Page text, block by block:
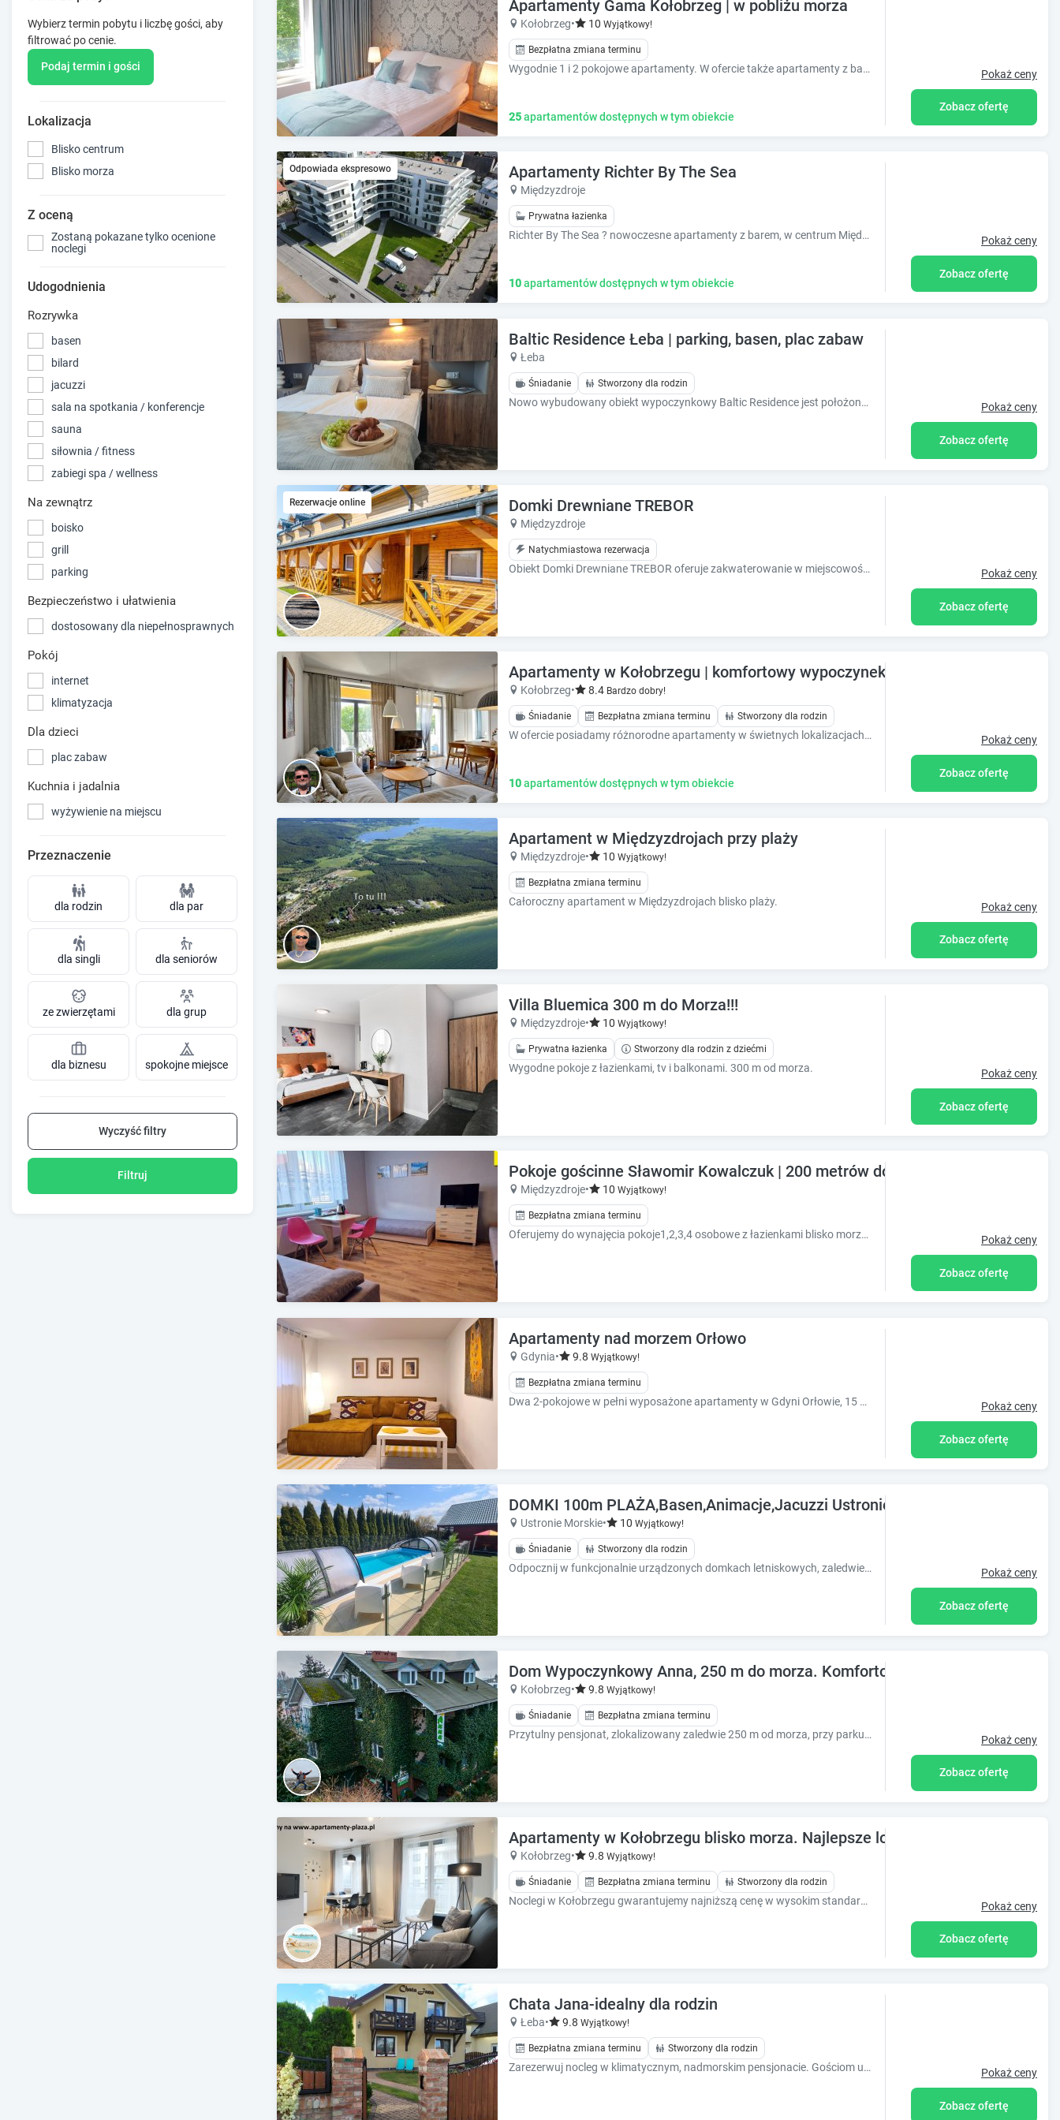
c
a
l
e
n
d
a
r
a
n
d
s
e
l
e
c
t
a
d
a
t
e
.
P
r
e
s
s
t
h
e
q
u
e
s
t
i
o
a
r
k
y
t
o
e
t
t
h
e
k
e
y
d
h
o
r
t
c
s
r
c
h
a
n
g
d
a
t
e
s
.
l
e
a
n
e
l
t
a
.
P
h
e
q
u
e
a
r
k
k
t
t
t
h
e
r
d
s
h
o
s
f
o
r
c
n
g
d
a
t
Wybierz termin pobytu i liczbę gości, aby
filtrować po cenie.
Podaj termin i gości
Lokalizacja
Blisko centrum
Blisko morza
Z oceną
Zostaną pokazane tylko ocenione
noclegi
Udogodnienia
Rozrywka
basen
bilard
jacuzzi
sala na spotkania / konferencje
sauna
siłownia / fitness
zabiegi spa / wellness
Na zewnątrz
boisko
grill
parking
Bezpieczeństwo i ułatwienia
dostosowany dla niepełnosprawnych
Pokój
internet
klimatyzacja
Dla dzieci
plac zabaw
Kuchnia i jadalnia
wyżywienie na miejscu
Przeznaczenie
dla rodzin dla par
dla singli dla seniorów
ze zwierzętami dla grup
dla biznesu spokojne miejsce
Wyczyść filtry
Filtruj
Apartamenty Gama Kołobrzeg | w pobliżu morza
Kołobrzeg• 10 Wyjątkowy!
Bezpłatna zmiana terminu
Wygodnie 1 i 2 pokojowe apartamenty. W ofercie także apartamenty z basenami. Lokalizacja - dzielnica portowa, okolice molo Zapraszamy przez cały rok!
25apartamentów dostępnych w tym obiekcie
Pokaż ceny
Zobacz ofertę
Odpowiada ekspresowo Apartamenty Richter By The Sea
Międzyzdroje
Prywatna łazienka
Richter By The Sea ? nowoczesne apartamenty z barem, w centrum Międzyzdrojów, tuż przy plaży. Idealne miejsce na wypoczynek nad morzem.
10apartamentów dostępnych w tym obiekcie
Pokaż ceny
Zobacz ofertę
Baltic Residence Łeba | parking, basen, plac zabaw
Łeba
Śniadanie Stworzony dla rodzin
Nowo wybudowany obiekt wypoczynkowy Baltic Residence jest położony w dzielnicy wypoczynkowej w odległości około 500 metrów od piaszczystej plaży. Pokaż ceny
Zobacz ofertę
Rezerwacje online Domki Drewniane TREBOR
Międzyzdroje
Natychmiastowa rezerwacja
Obiekt Domki Drewniane TREBOR oferuje zakwaterowanie w miejscowości Międzyzdroje. Odległość ważnych miejsc od obiektu: Plaża w Międzyzdrojach Pokaż ceny
Zobacz ofertę
Apartamenty w Kołobrzegu | komfortowy wypoczynek w pobliżu morza
Kołobrzeg• 8.4 Bardzo dobry!
Śniadanie Bezpłatna zmiana terminu Stworzony dla rodzin
W ofercie posiadamy różnorodne apartamenty w świetnych lokalizacjach, nawet 30 m od plaży. Nowoczesny wystrój, pełne wyposażenie, akceptacja zwierząt.
10apartamentów dostępnych w tym obiekcie
Pokaż ceny
Zobacz ofertę
Apartament w Międzyzdrojach przy plaży
Międzyzdroje• 10 Wyjątkowy!
Bezpłatna zmiana terminu
Całoroczny apartament w Międzyzdrojach blisko plaży. Pokaż ceny
Zobacz ofertę
Villa Bluemica 300 m do Morza!!!
Międzyzdroje• 10 Wyjątkowy!
Prywatna łazienka Stworzony dla rodzin z dziećmi
Wygodne pokoje z łazienkami, tv i balkonami. 300 m od morza. Pokaż ceny
Zobacz ofertę
Pokoje gościnne Sławomir Kowalczuk | 200 metrów do morza
Międzyzdroje• 10 Wyjątkowy!
Bezpłatna zmiana terminu
Oferujemy do wynajęcia pokoje1,2,3,4 osobowe z łazienkami blisko morza. Zapraszamy przez cały rok! Pokaż ceny
Zobacz ofertę
Apartamenty nad morzem Orłowo
Gdynia• 9.8 Wyjątkowy!
Bezpłatna zmiana terminu
Dwa 2-pokojowe w pełni wyposażone apartamenty w Gdyni Orłowie, 15 minut pieszo do plaży i morza, 4 min. do kolejki SKM Pokaż ceny
Zobacz ofertę
DOMKI 100m PLAŻA,Basen,Animacje,Jacuzzi Ustronie Morskie
Ustronie Morskie• 10 Wyjątkowy!
Śniadanie Stworzony dla rodzin
Odpocznij w funkcjonalnie urządzonych domkach letniskowych, zaledwie 100 metrów od morza. Pokaż ceny
Zobacz ofertę
Dom Wypoczynkowy Anna, 250 m do morza. Komfortowe pokoje, Wi-Fi,
Kołobrzeg• 9.8 Wyjątkowy!
Śniadanie Bezpłatna zmiana terminu
Przytulny pensjonat, zlokalizowany zaledwie 250 m od morza, przy parku, w spokojnej okolicy. Obiekt całoroczny. Komfortowe pokoje, parking. Pokaż ceny
Zobacz ofertę
Apartamenty w Kołobrzegu blisko morza. Najlepsze lokalizacje w najniższej
Kołobrzeg• 9.8 Wyjątkowy!
Śniadanie Bezpłatna zmiana terminu Stworzony dla rodzin
Noclegi w Kołobrzegu gwarantujemy najniższą cenę w wysokim standardzie. Wynajem apartamentów 2-pokojowych w najlepszej lokalizacji. Pokaż ceny
Zobacz ofertę
Chata Jana-idealny dla rodzin
Łeba• 9.8 Wyjątkowy!
Bezpłatna zmiana terminu Stworzony dla rodzin
Zarezerwuj nocleg w klimatycznym, nadmorskim pensjonacie. Gościom udostępniamy miejsce na grilla, parking, rowery oraz plac zabaw dla dzieci. Pokaż ceny
Zobacz ofertę